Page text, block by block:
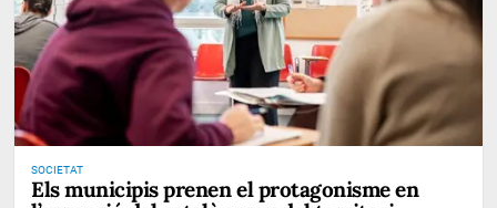
SOCIETAT
Els municipis prenen el protagonisme en